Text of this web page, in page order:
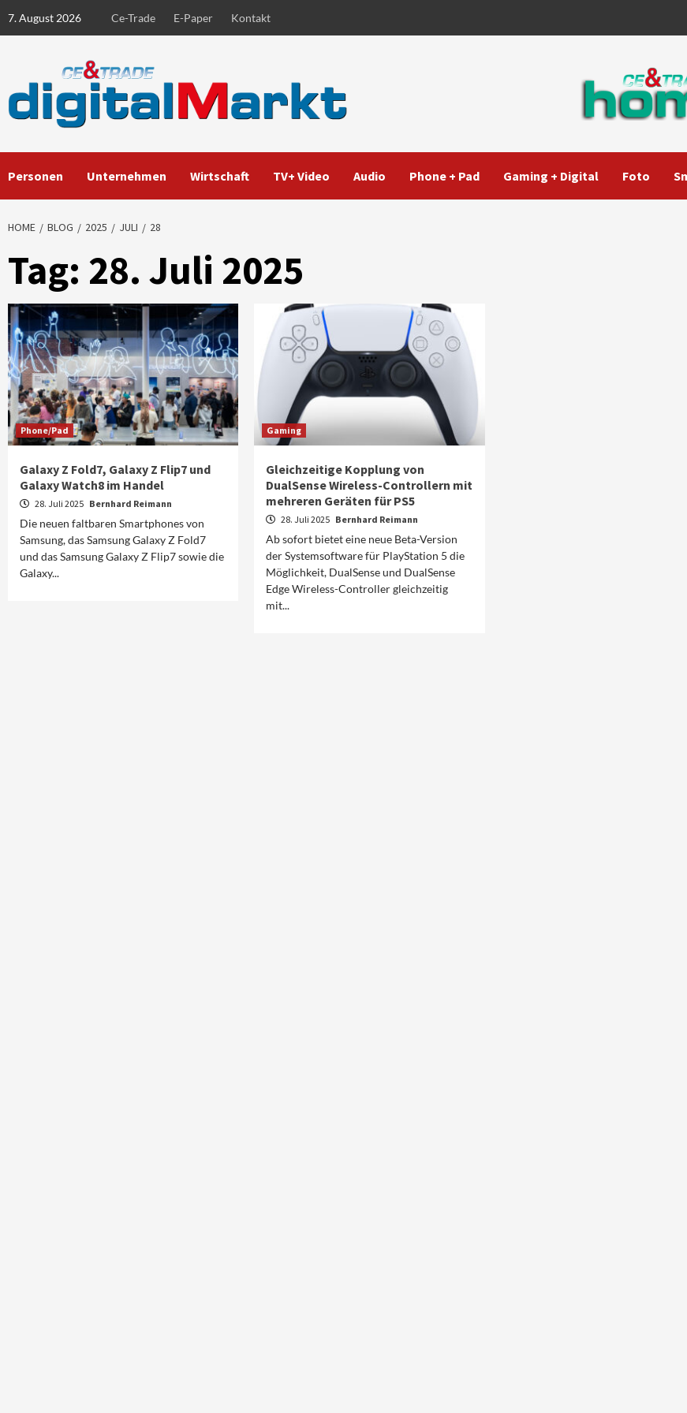
7. August 2026 Ce-Trade E-Paper Kontakt
Personen Unternehmen Wirtschaft TV+ Video Audio Phone + Pad Gaming + Digital Foto
HOME BLOG 2025 JULI 28
Tag: 28. Juli 2025
Phone/Pad
Galaxy Z Fold7, Galaxy Z Flip7 und
Galaxy Watch8 im Handel
28. Juli 2025 Bernhard Reimann
Die neuen faltbaren Smartphones von
Samsung, das Samsung Galaxy Z Fold7
und das Samsung Galaxy Z Flip7 sowie die
Galaxy...
Gaming
Gleichzeitige Kopplung von
DualSense Wireless-Controllern mit
mehreren Geräten für PS5
28. Juli 2025 Bernhard Reimann
Ab sofort bietet eine neue Beta-Version
der Systemsoftware für PlayStation 5 die
Möglichkeit, DualSense und DualSense
Edge Wireless-Controller gleichzeitig
mit...